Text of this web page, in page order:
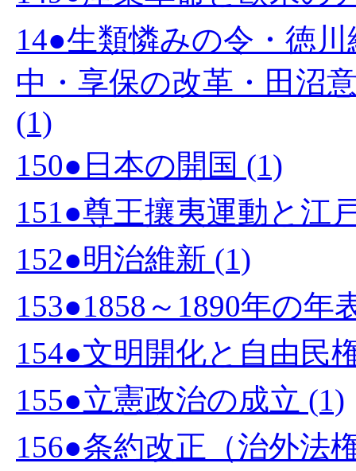
14●生類憐みの令・徳
中・享保の改革・田沼
(1)
150●日本の開国 (1)
151●尊王攘夷運動と江
152●明治維新 (1)
153●1858～1890年の年
154●文明開化と自由民
155●立憲政治の成立 (1)
156●条約改正（治外法